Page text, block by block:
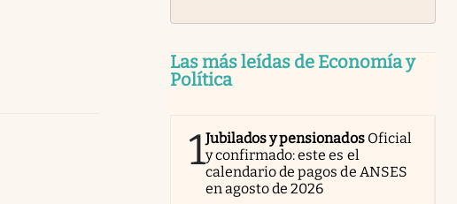
Las más leídas de Economía y
Política
1Jubilados y pensionados Oficial
y confirmado: este es el
calendario de pagos de ANSES
en agosto de 2026